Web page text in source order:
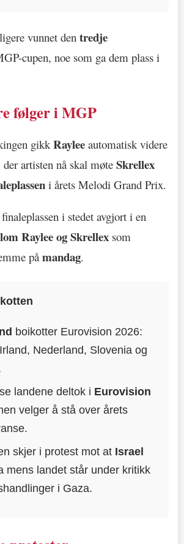
vunnet den tredje
cupen, noe som ga dem plass i
følger i MGP
gikk Raylee automatisk videre
der artisten nå skal møte Skrellex
i årets Melodi Grand Prix.
i stedet avgjort i en
Raylee og Skrellex som
påmandag.
boikotter Eurovision 2026:
Nederland, Slovenia og
landene deltok i Eurovision
velger å stå over årets
skjer i protest mot at Israel
mens landet står under kritikk
i Gaza.